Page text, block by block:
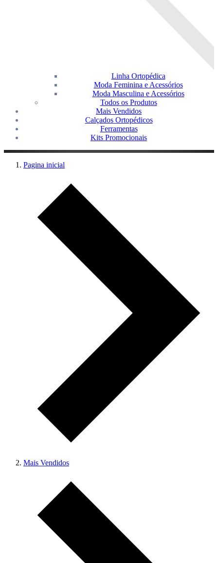
Linha Ortopédica
Moda Feminina e Acessórios
Moda Masculina e Acessórios
Todos os Produtos
Mais Vendidos
Calçados Ortopédicos
Ferramentas
Kits Promocionais
Pagina inicial
Mais Vendidos